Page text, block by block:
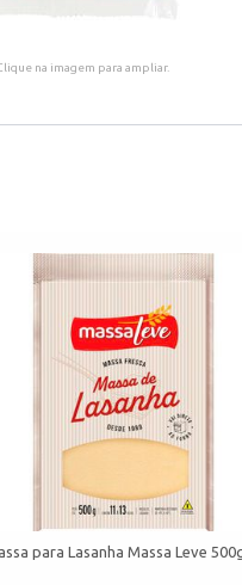
na imagem para ampliar.
para Lasanha Massa Leve